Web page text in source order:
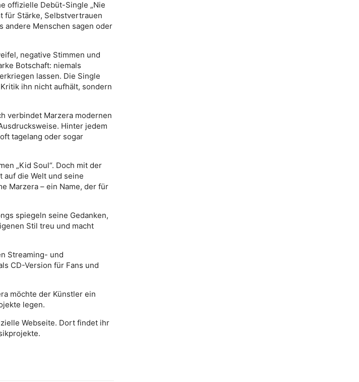
offizielle Debüt-Single „Nie
für Stärke, Selbstvertrauen
andere Menschen sagen oder
negative Stimmen und
Botschaft: niemals
lassen. Die Single
ihn nicht aufhält, sondern
verbindet Marzera modernen
Hinter jedem
tagelang oder sogar
„Kid Soul“. Doch mit der
die Welt und seine
Marzera – ein Name, der für
spiegeln seine Gedanken,
Stil treu und macht
Streaming- und
CD-Version für Fans und
möchte der Künstler ein
legen.
Webseite. Dort findet ihr